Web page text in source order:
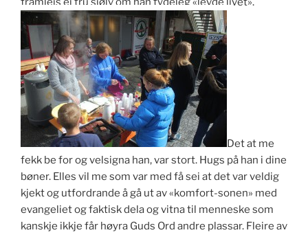
Det at me
fekk be for og velsigna han, var stort. Hugs på han i dine
bøner. Elles vil me som var med få sei at det var veldig
kjekt og utfordrande å gå ut av «komfort-sonen» med
evangeliet og faktisk dela og vitna til menneske som
kanskje ikkje får høyra Guds Ord andre plassar. Fleire av